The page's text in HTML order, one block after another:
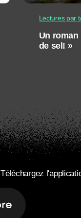
Lectures par
Un
de sel! »
Téléchargez